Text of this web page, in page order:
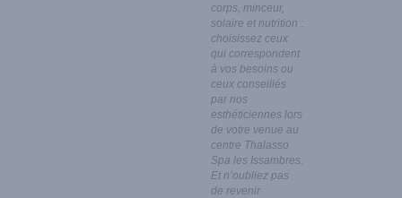
corps, minceur,
solaire et nutrition :
choisissez ceux
qui correspondent
à vos besoins ou
ceux conseillés
par nos
esthéticiennes lors
de votre venue au
centre Thalasso
Spa les Issambres.
Et n’oubliez pas
de revenir